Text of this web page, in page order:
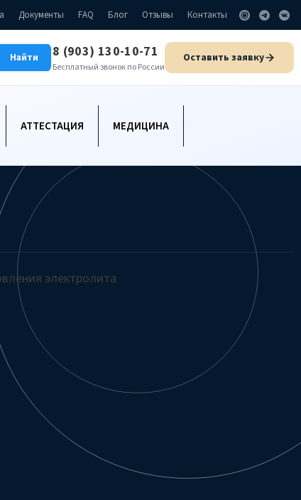
Документы FAQ Блог Отзывы Контакты
Найти 8 (903) 130-10-71
Бесплатный звонок по России
Оставить заявку
АТТЕСТАЦИЯ МЕДИЦИНА